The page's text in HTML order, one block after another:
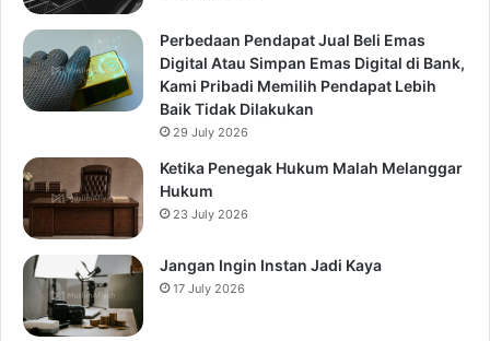
Perbedaan Pendapat Jual Beli Emas
Digital Atau Simpan Emas Digital di Bank,
Kami Pribadi Memilih Pendapat Lebih
Baik Tidak Dilakukan
29 July 2026
Ketika Penegak Hukum Malah Melanggar
Hukum
23 July 2026
Jangan Ingin Instan Jadi Kaya
17 July 2026